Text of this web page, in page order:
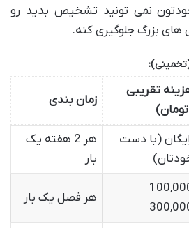
نمی تونید تشخیص بدید رو
های بزرگ جلوگیری کنه.
تقریبی
زمان بندی
(با دست
هر 2 هفته یک
بار
100,000 –
هر فصل یک بار